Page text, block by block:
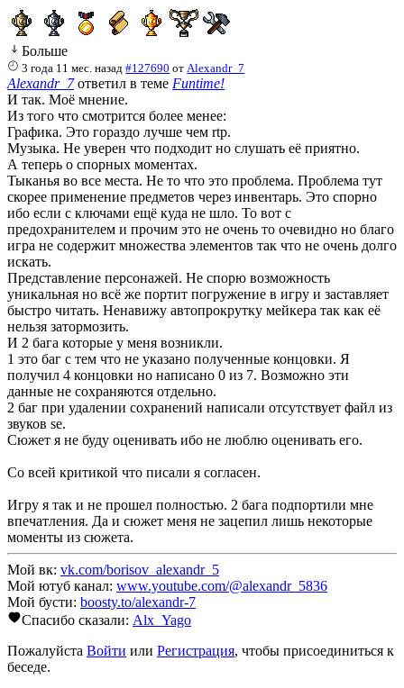
Больше
3 года 11 мес. назад #127690 от Alexandr_7
Alexandr_7ответил в теме Funtime!
И так. Моё мнение.
Из того что смотрится более менее:
Графика. Это гораздо лучше чем rtp.
Музыка. Не уверен что подходит но слушать её приятно.
А теперь о спорных моментах.
Тыканья во все места. Не то что это проблема. Проблема тут
скорее применение предметов через инвентарь. Это спорно
ибо если с ключами ещё куда не шло. То вот с
предохранителем и прочим это не очень то очевидно но благо
игра не содержит множества элементов так что не очень долго
искать.
Представление персонажей. Не спорю возможность
уникальная но всё же портит погружение в игру и заставляет
быстро читать. Ненавижу автопрокрутку мейкера так как её
нельзя затормозить.
И 2 бага которые у меня возникли.
1 это баг с тем что не указано полученные концовки. Я
получил 4 концовки но написано 0 из 7. Возможно эти
данные не сохраняются отдельно.
2 баг при удалении сохранений написали отсутствует файл из
звуков se.
Сюжет я не буду оценивать ибо не люблю оценивать его.
Со всей критикой что писали я согласен.
Игру я так и не прошел полностью. 2 бага подпортили мне
впечатления. Да и сюжет меня не зацепил лишь некоторые
моменты из сюжета.
Мой вк: vk.com/borisov_alexandr_5
Мой ютуб канал: www.youtube.com/@alexandr_5836
Мой бусти: boosty.to/alexandr-7
Спасибо сказали: Alx_Yago
Пожалуйста Войти или Регистрация, чтобы присоединиться к
беседе.